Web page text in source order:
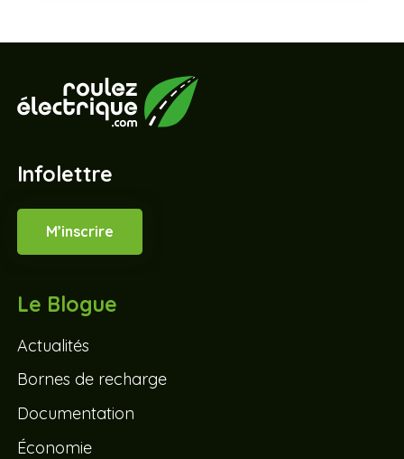
Infolettre
M’inscrire
Le Blogue
Actualités
Bornes de recharge
Documentation
Économie